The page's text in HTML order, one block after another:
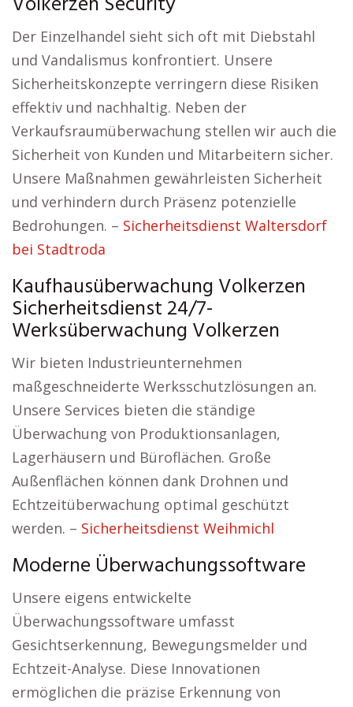
Der Einzelhandel sieht sich oft mit Diebstahl
und Vandalismus konfrontiert. Unsere
Sicherheitskonzepte verringern diese Risiken
effektiv und nachhaltig. Neben der
Verkaufsraumüberwachung stellen wir auch die
Sicherheit von Kunden und Mitarbeitern sicher.
Unsere Maßnahmen gewährleisten Sicherheit
und verhindern durch Präsenz potenzielle
Bedrohungen. – Sicherheitsdienst Waltersdorf
bei Stadtroda
Kaufhausüberwachung Volkerzen
Sicherheitsdienst 24/7-
Werksüberwachung Volkerzen
Wir bieten Industrieunternehmen
maßgeschneiderte Werksschutzlösungen an.
Unsere Services bieten die ständige
Überwachung von Produktionsanlagen,
Lagerhäusern und Büroflächen. Große
Außenflächen können dank Drohnen und
Echtzeitüberwachung optimal geschützt
werden. – Sicherheitsdienst Weihmichl
Moderne Überwachungssoftware
Unsere eigens entwickelte
Überwachungssoftware umfasst
Gesichtserkennung, Bewegungsmelder und
Echtzeit-Analyse. Diese Innovationen
ermöglichen die präzise Erkennung von